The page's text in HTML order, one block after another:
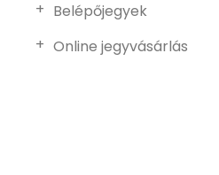
Belépőjegyek
Online jegyvásárlás